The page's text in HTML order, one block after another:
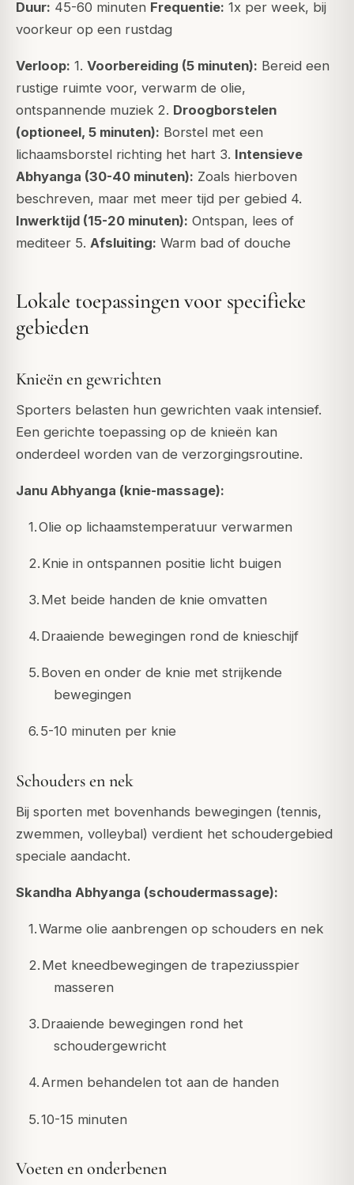
Duur: 45-60 minuten Frequentie: 1x per week, bij
voorkeur op een rustdag
Verloop: 1. Voorbereiding (5 minuten): Bereid een
rustige ruimte voor, verwarm de olie,
ontspannende muziek 2. Droogborstelen
(optioneel, 5 minuten): Borstel met een
lichaamsborstel richting het hart 3. Intensieve
Abhyanga (30-40 minuten): Zoals hierboven
beschreven, maar met meer tijd per gebied 4.
Inwerktijd (15-20 minuten): Ontspan, lees of
mediteer 5. Afsluiting: Warm bad of douche
Lokale toepassingen voor specifieke
gebieden
Knieën en gewrichten
Sporters belasten hun gewrichten vaak intensief.
Een gerichte toepassing op de knieën kan
onderdeel worden van de verzorgingsroutine.
Janu Abhyanga (knie-massage):
1.Olie op lichaamstemperatuur verwarmen
2. Knie in ontspannen positie licht buigen
3. Met beide handen de knie omvatten
4. Draaiende bewegingen rond de knieschijf
5. Boven en onder de knie met strijkende
bewegingen
6. 5-10 minuten per knie
Schouders en nek
Bij sporten met bovenhands bewegingen (tennis,
zwemmen, volleybal) verdient het schoudergebied
speciale aandacht.
Skandha Abhyanga (schoudermassage):
1.Warme olie aanbrengen op schouders en nek
2. Met kneedbewegingen de trapeziusspier
masseren
3. Draaiende bewegingen rond het
schoudergewricht
4. Armen behandelen tot aan de handen
5.10-15 minuten
Voeten en onderbenen